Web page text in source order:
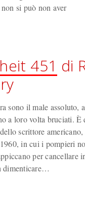
si può non aver
451 di
sono il male assoluto,
a loro volta bruciati. È
scrittore
in cui i pompieri
per cancellare
dimenticare…